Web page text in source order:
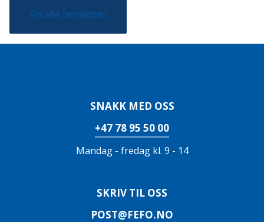
Vis alle hendelser
SNAKK MED OSS
+47 78 95 50 00
Mandag - fredag kl. 9 - 14
SKRIV TIL OSS
POST@FEFO.NO